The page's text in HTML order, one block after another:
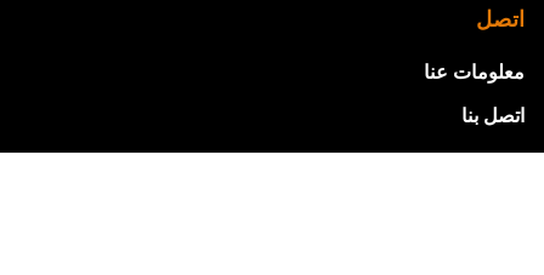
اتصل
معلومات عنا
اتصل بنا
الوظائف